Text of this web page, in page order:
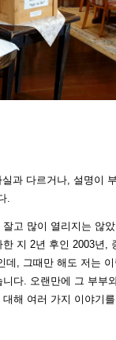
과 다르거나, 설명이
.
고 많이 열리지는 않
지 2년 후인 2003년,
데, 그때만 해도 저는
다. 오랜만에 그 부부
해 여러 가지 이야기